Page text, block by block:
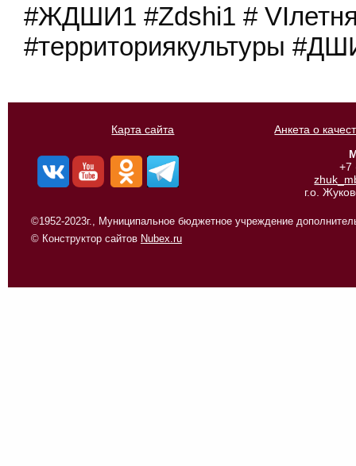
#ЖДШИ1 #Zdshi1 #
#территориякультуры
Карта сайта
Анкета о
+7
г.о.
©1952-2023г., Муниципальное бюджетное учреждение
© Конструктор сайтов Nubex.ru